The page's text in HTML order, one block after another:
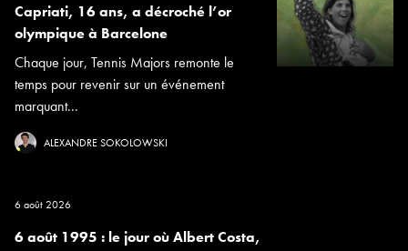
Capriati, 16 ans, a décroché l’or
olympique à Barcelone
Chaque jour, Tennis Majors remonte le
temps pour revenir sur un événement
marquant...
ALEXANDRE SOKOLOWSKI
6 août 2026
6 août 1995 : le jour où Albert Costa,